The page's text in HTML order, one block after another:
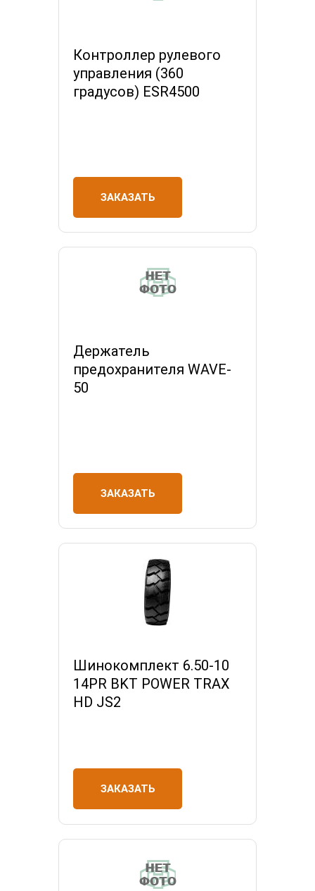
Контроллер рулевого
управления (360
градусов) ESR4500
ЗАКАЗАТЬ
Держатель
предохранителя WAVE-
50
ЗАКАЗАТЬ
Шинокомплект 6.50-10
14PR BKT POWER TRAX
HD JS2
ЗАКАЗАТЬ